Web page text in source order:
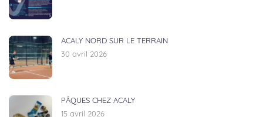
ACALY NORD SUR LE TERRAIN
30 avril 2026
PÂQUES CHEZ ACALY
15 avril 2026